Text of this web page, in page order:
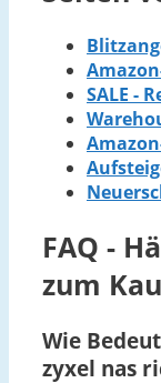
SALE -
FAQ -
zum
Wie
zyxel nas